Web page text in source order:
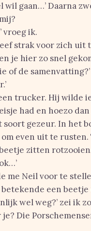
wil gaan…’ Daarna
vroeg ik.
strak voor zich uit
je hier zo snel
of de samenvatting?’
trucker. Hij wilde
had en hoezo
soort gezeur. In het
om even uit te
zitten
me Neil voor te
betekende een
wel weg?’ zei ik
Die